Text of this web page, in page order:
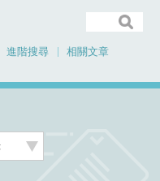
進階搜尋
相關文章